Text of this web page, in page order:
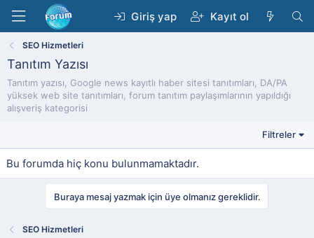
Giriş yap Kayıt ol
SEO Hizmetleri
Tanıtım Yazısı
Tanıtım yazısı, Google news kayıtlı haber sitesi tanıtımları, DA/PA
yüksek web site tanıtımları, forum tanıtım paylaşımlarının yapıldığı
alışveriş kategorisi
Filtreler
Bu forumda hiç konu bulunmamaktadır.
Buraya mesaj yazmak için üye olmanız gereklidir.
SEO Hizmetleri